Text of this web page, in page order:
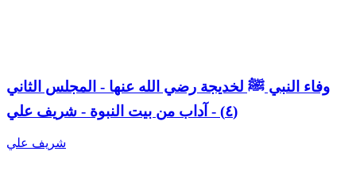
وفاء النبي ﷺ لخديجة رضي الله عنها - المجلس الثاني
(٤) - آداب من بيت النبوة - شريف علي
شريف علي